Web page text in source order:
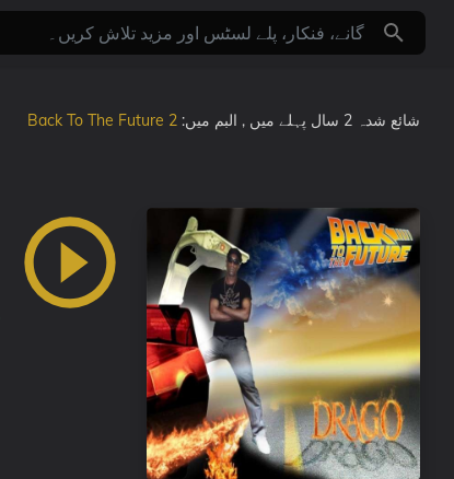
شائع شدہ 2 سال پہلے میں , البم میں: Back To The Future 2